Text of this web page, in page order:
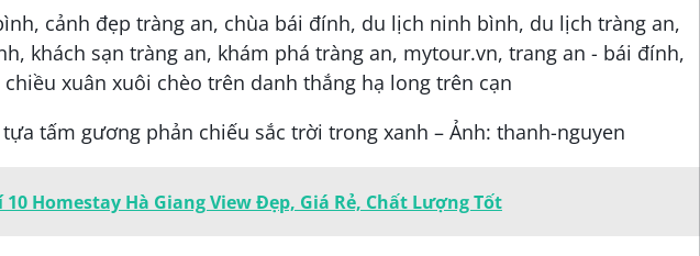
tấm gương phản chiếu sắc trời trong xanh – Ảnh: thanh-nguyen
10 Homestay Hà Giang View Đẹp, Giá Rẻ, Chất Lượng Tốt